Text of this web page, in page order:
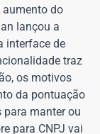
aumento do
lançou a
interface de
traz
os motivos
da pontuação
para manter ou
para CNPJ vai